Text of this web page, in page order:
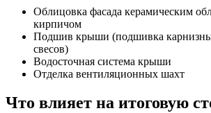
Облицовка фасада керамическим
кирпичом
Подшив крыши (подшивка
свесов)
Водосточная система крыши
Отделка вентиляционных шахт
Что влияет на итоговую